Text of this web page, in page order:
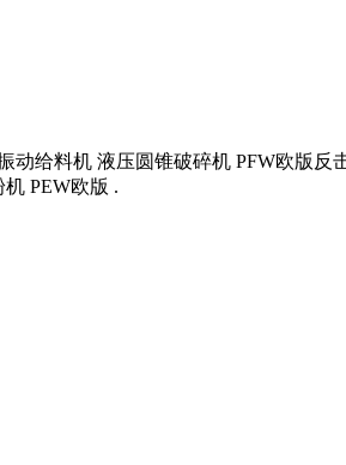
给料机 液压圆锥破碎机 PFW欧版
PEW欧版 .